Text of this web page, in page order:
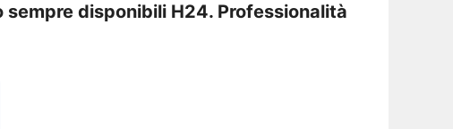
sempre disponibili H24. Professionalità